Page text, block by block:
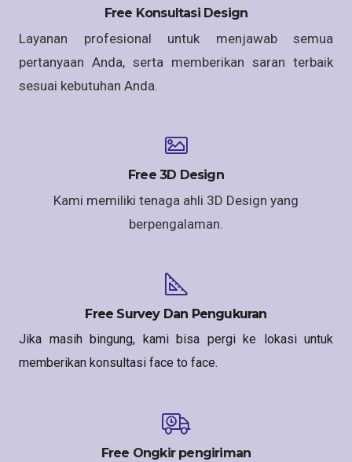
Free Konsultasi Design
Layanan profesional untuk menjawab semua
pertanyaan Anda, serta memberikan saran terbaik
sesuai kebutuhan Anda.
Free 3D Design
Kami memiliki tenaga ahli 3D Design yang
berpengalaman.
Free Survey Dan Pengukuran
Jika masih bingung, kami bisa pergi ke lokasi untuk
memberikan konsultasi face to face.
Free Ongkir pengiriman